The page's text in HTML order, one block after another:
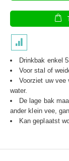
Drinkbak enkel
Voor stal of
Voorziet uw vee
water.
De lage bak
ander klein vee,
Kan geplaatst